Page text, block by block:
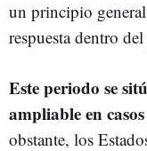
un principio
respuesta dentro
Este periodo se
ampliable en
obstante, los